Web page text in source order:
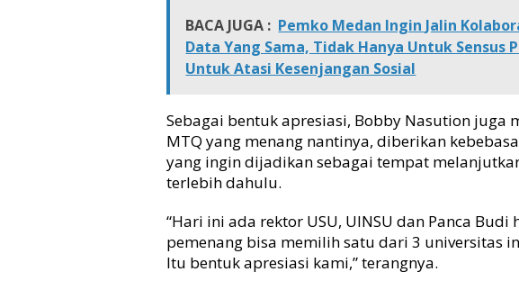
a
T
e
a
i
k
,
e
m
n
BACA JUGA : Pemko Medan Ingin Jalin
Data Yang Sama, Tidak Hanya Untuk Sensus
Untuk Atasi Kesenjangan Sosial
Sebagai bentuk apresiasi, Bobby Nasution juga
MTQ yang menang nantinya, diberikan
yang ingin dijadikan sebagai tempat
terlebih dahulu.
“Hari ini ada rektor USU, UINSU dan Panca
pemenang bisa memilih satu dari 3 universitas
Itu bentuk apresiasi kami,” terangnya.